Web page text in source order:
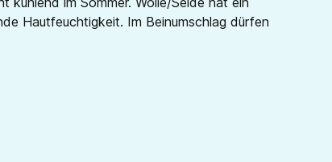
Hautfeuchtigkeit. Im Beinumschlag dürfen